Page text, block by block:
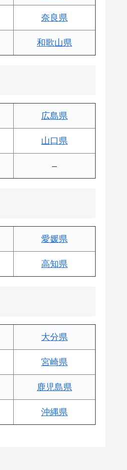
奈良県
和歌山県
広島県
山口県
–
愛媛県
高知県
大分県
宮崎県
鹿児島県
沖縄県